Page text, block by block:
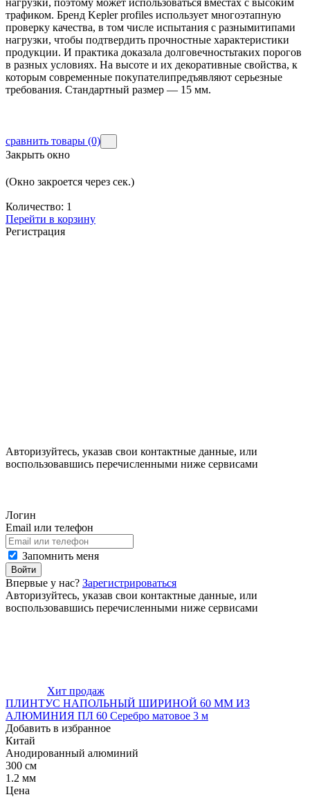
трафиком. Бренд Kepler profiles использует многоэтапную
проверку качества, в том числе испытания с разнымитипами
нагрузки, чтобы подтвердить прочностные характеристики
продукции. И практика доказала долговечностьтаких порогов
в разных условиях. На высоте и их декоративные свойства, к
которым современные покупателипредъявляют серьезные
требования. Стандартный размер — 15 мм.
сравнить товары (0)
Закрыть окно
(Окно закроется через сек.)
Количество: 1
Перейти в корзину
Регистрация
Авторизуйтесь, указав свои контактные данные, или
воспользовавшись перечисленными ниже сервисами
Логин
Email или телефон
Запомнить меня
Войти
Впервые у нас? Зарегистрироваться
Авторизуйтесь, указав свои контактные данные, или
воспользовавшись перечисленными ниже сервисами
Хит продаж
ПЛИНТУС НАПОЛЬНЫЙ ШИРИНОЙ 60 ММ ИЗ
АЛЮМИНИЯ ПЛ 60 Серебро матовое 3 м
Добавить в избранное
Китай
Анодированный алюминий
300 см
1.2 мм
Цена